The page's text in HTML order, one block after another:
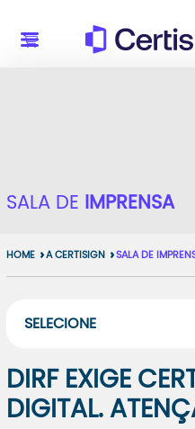
SALA DE IMPRENSA
HOME A CERTISIGN SALA DE
SELECIONE
DIRF EXIGE
DIGITAL.